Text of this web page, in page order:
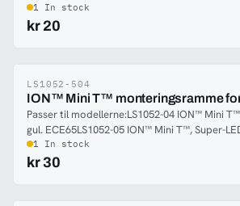
1 In stock
kr 20
-83%
LS1052-504
ION™ Mini T™ monteringsramme
Passer til modellerne:LS1052-04 ION™ Mini
gul. ECE65LS1052-05 ION™ Mini T™, Super-
ECE65LS1052-06 ION™ Mini T™, Super-LED,
ECE65LS1052-07 ION™ Mini T™, Super-LED,
1 In stock
kr 30